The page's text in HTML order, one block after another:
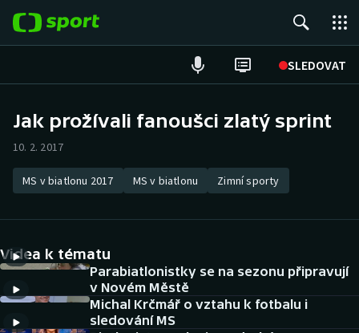
SLEDOVAT
Hokej
Tenis
Atletika
Cyklistika
DALŠÍ SPORTY
Jak prožívali fanoušci zlatý sprint
10. 2. 2017
MS v biatlonu 2017 MS v biatlonu Zimní sporty
Videa k tématu
Parabiatlonistky se na sezonu připravují
v Novém Městě
Michal Krčmář o vztahu k fotbalu i
sledování MS